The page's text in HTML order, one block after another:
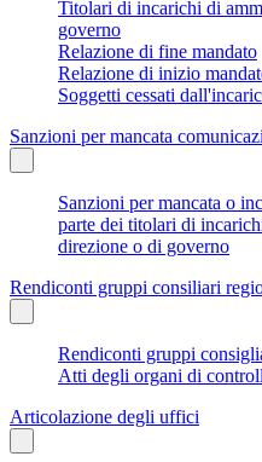
Titolari di incarichi di
governo
Relazione di fine mandato
Relazione di inizio
Soggetti cessati
Sanzioni per mancata
Sanzioni per mancata o
parte dei titolari di
direzione o di governo
Rendiconti gruppi consiliari
Rendiconti gruppi
Atti degli organi di
Articolazione degli uffici